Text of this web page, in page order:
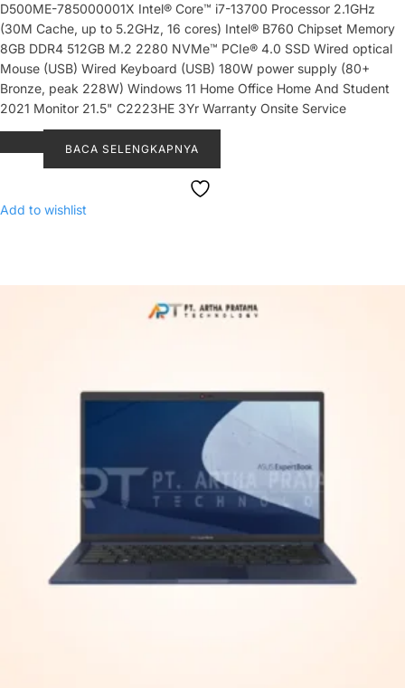
D500ME-785000001X Intel® Core™ i7-13700 Processor 2.1GHz
(30M Cache, up to 5.2GHz, 16 cores) Intel® B760 Chipset Memory
8GB DDR4 512GB M.2 2280 NVMe™ PCIe® 4.0 SSD Wired optical
Mouse (USB) Wired Keyboard (USB) 180W power supply (80+
Bronze, peak 228W) Windows 11 Home Office Home And Student
2021 Monitor 21.5" C2223HE 3Yr Warranty Onsite Service
BACA SELENGKAPNYA
Add to wishlist